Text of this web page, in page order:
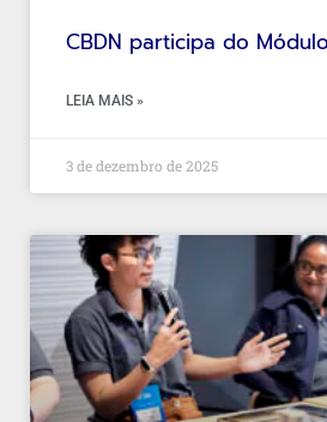
CBDN participa do
LEIA MAIS »
3 de dezembro de 2025